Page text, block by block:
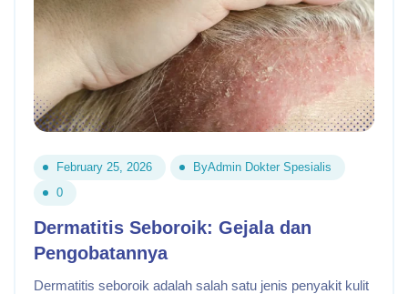
February 25, 2026 ByAdmin Dokter Spesialis
0
Dermatitis Seboroik: Gejala dan
Pengobatannya
Dermatitis seboroik adalah salah satu jenis penyakit kulit